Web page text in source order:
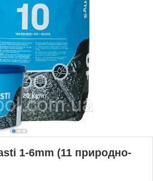
1-6mm (11 природно-